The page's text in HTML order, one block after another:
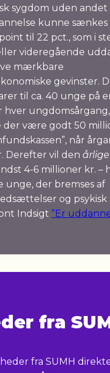
sygdom uden
kunne sænkes
til 22 pct., som i
videregående
mærkbare
gevinster.
til ca. 40 unge på
hver
der være godt 50
når
Derefter vil den årlige
4-6 millioner kr. –
unge, der bremses af
og psykisk
Indsigt ”Er
fra
fra SUMH